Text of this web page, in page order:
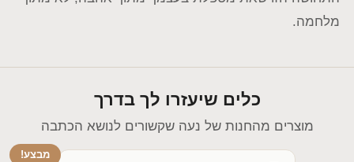
מלחמה.
כלים שיעזרו לך בדרך
מוצרים מהחנות של נעה שקשורים לנושא הכתבה
מבצע!